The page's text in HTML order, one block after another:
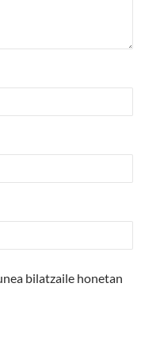
bilatzaile honetan